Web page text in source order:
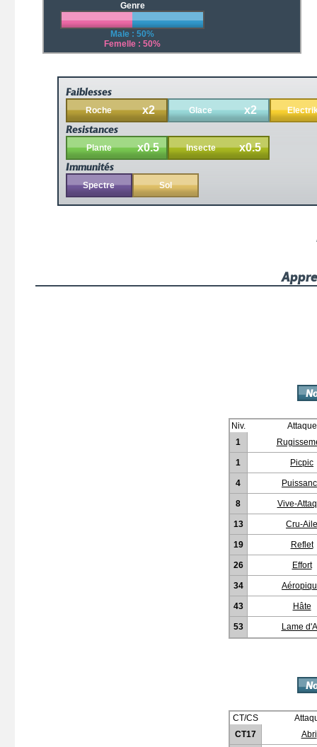
Genre
Male : 50%
Femelle : 50%
Faiblesses
Roche x2 Glace x2
Resistances
Plante x0.5 Insecte x0.5
Immunités
Spectre Sol
Niv.
Attaque
1
1 Picpic
4
8 Vive-
13 Cru-Aile
19 Reflet
26 Effort
34
43 Hâte
53 Lame
CT/CS
CT17
Abri